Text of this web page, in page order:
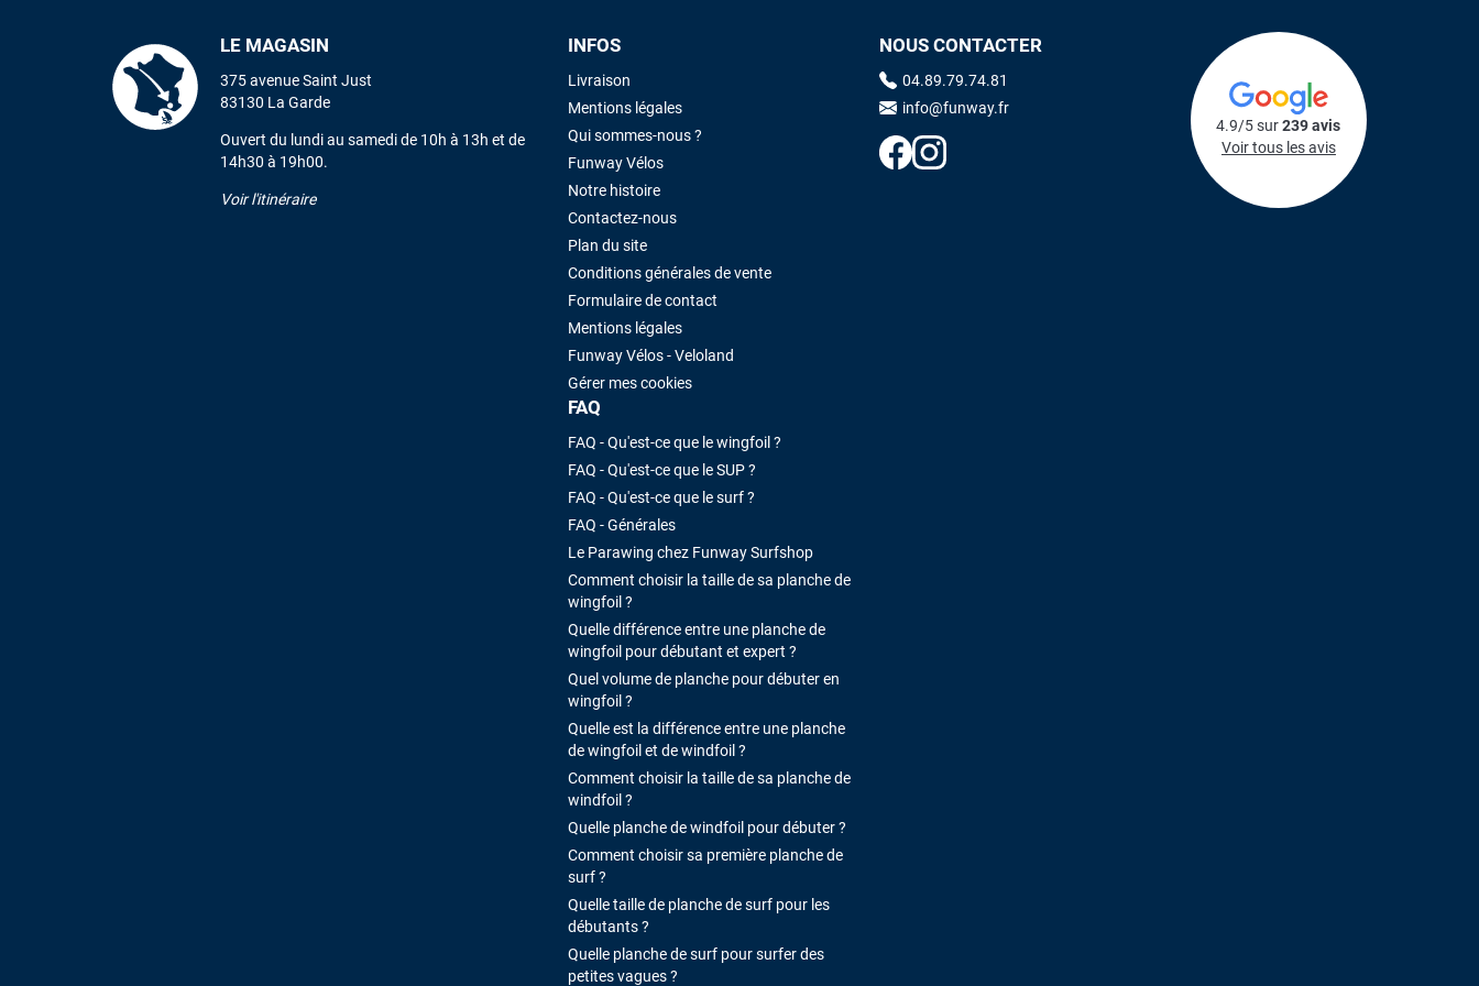
LE MAGASIN
375 avenue Saint Just
83130 La Garde
Ouvert du lundi au samedi de 10h à 13h et de
14h30 à 19h00.
Voir l'itinéraire
INFOS
Livraison
Mentions légales
Qui sommes-nous ?
Funway Vélos
Notre histoire
Contactez-nous
Plan du site
Conditions générales de vente
Formulaire de contact
Mentions légales
Funway Vélos - Veloland
Gérer mes cookies
FAQ
FAQ - Qu'est-ce que le wingfoil ?
FAQ - Qu'est-ce que le SUP ?
FAQ - Qu'est-ce que le surf ?
FAQ - Générales
Le Parawing chez Funway Surfshop
Comment choisir la taille de sa planche de
wingfoil ?
Quelle différence entre une planche de
wingfoil pour débutant et expert ?
Quel volume de planche pour débuter en
wingfoil ?
Quelle est la différence entre une planche
de wingfoil et de windfoil ?
Comment choisir la taille de sa planche de
windfoil ?
Quelle planche de windfoil pour débuter ?
Comment choisir sa première planche de
surf ?
Quelle taille de planche de surf pour les
débutants ?
Quelle planche de surf pour surfer des
petites vagues ?
NOUS CONTACTER
04.89.79.74.81
info@funway.fr
4.9/5 sur239 avis
Voir tous les avis
Maronui RICHMOND
il y a 3 mois
J'ai acheté une voile d'occasion depuis Tahiti. Super service. L'envoi a
été rapide. La voile est arrivée en super état. Mauruuru roa.
VOIR TOUS LES AVIS